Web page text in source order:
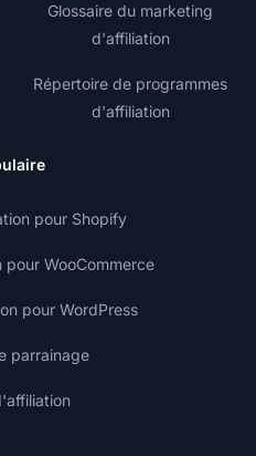
Glossaire du marketing
d'affiliation
Répertoire de programmes
d'affiliation
pour Shopify
WooCommerce
pour WordPress
parrainage